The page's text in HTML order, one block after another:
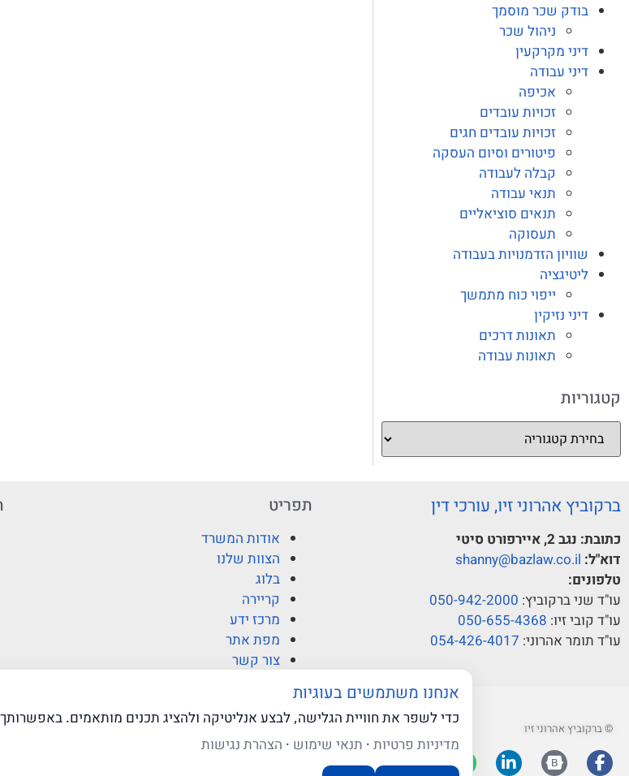
בודק שכר מוסמך
ניהול שכר
דיני מקרקעין
דיני עבודה
אכיפה
זכויות עובדים
זכויות עובדים חגים
פיטורים וסיום העסקה
קבלה לעבודה
תנאי עבודה
תנאים סוציאליים
תעסוקה
שוויון הזדמנויות בעבודה
ליטיגציה
ייפוי כוח מתמשך
דיני נזיקין
תאונות דרכים
תאונות עבודה
קטגוריות
ברקוביץ אהרוני זיו, עורכי דין
כתובת: נגב 2, איירפורט סיטי
דוא"ל: shanny@bazlaw.co.il
טלפונים:
עו"ד שני ברקוביץ: 050-942-2000
עו"ד קובי זיו: 050-655-4368
עו"ד תומר אהרוני: 054-426-4017
תפריט
אודות המשרד
הצוות שלנו
בלוג
קריירה
מרכז ידע
מפת אתר
צור קשר
© ברקוביץ אהרוני זיו
אנחנו משתמשים בעוגיות
כדי לשפר את חוויית הגלישה, לבצע אנליטיקה ולהציג תכנים מותאמים.
מדיניות פרטיות · תנאי שימוש · הצהרת נגישות